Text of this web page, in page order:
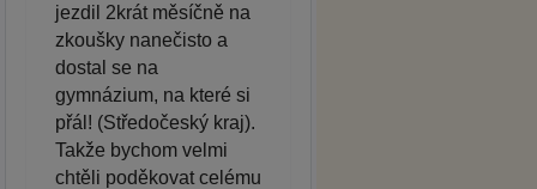
jezdil 2krát měsíčně na
zkoušky nanečisto a
dostal se na
gymnázium, na které si
přál! (Středočeský kraj).
Takže bychom velmi
chtěli poděkovat celému